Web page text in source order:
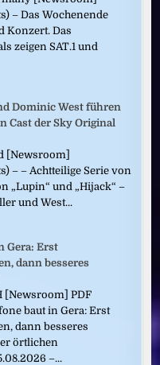
– Das Wochenende
Konzert. Das
zeigen SAT.1 und
Dominic West führen
Cast der Sky Original
[Newsroom]
– – Achtteilige Serie von
„Lupin“ und „Hijack“ –
und West...
Gera: Erst
dann besseres
[Newsroom] PDF
baut in Gera: Erst
dann besseres
örtlichen
–...